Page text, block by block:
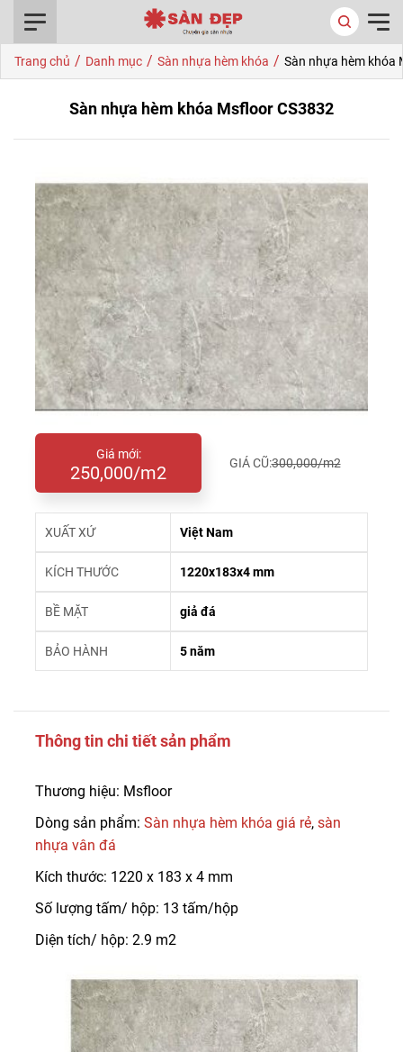
Trang chủ / Danh mục / Sàn nhựa hèm khóa / Sàn nhựa hèm khóa
Sàn nhựa hèm khóa Msfloor CS3832
Giá mới:
250,000/m2 GIÁ CŨ:300,000/m2
XUẤT XỨ Việt Nam
KÍCH THƯỚC 1220x183x4 mm
BỀ MẶT giả đá
BẢO HÀNH 5 năm
Thông tin chi tiết sản phẩm
Thương hiệu: Msfloor
Dòng sản phẩm: Sàn nhựa hèm khóa giá rẻ, sàn
nhựa vân đá
Kích thước: 1220 x 183 x 4 mm
Số lượng tấm/ hộp: 13 tấm/hộp
Diện tích/ hộp: 2.9 m2